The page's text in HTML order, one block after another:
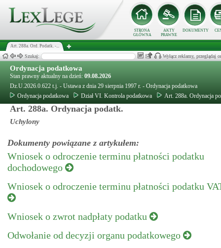
STRONA
GŁÓWNA
AKTY
PRAWNE
DOKUMENTY
Art. 288a. Ord. Podatk. -...
Szukaj: Wyłącz reklamy, przeglądaj
Ordynacja podatkowa
Stan prawny aktualny na dzień: 09.08.2026
Dz.U.2026.0.622 t.j. - Ustawa z dnia 29 sierpnia 1997 r. - Ordynacja podatkowa
Ordynacja podatkowa
Dział VI. Kontrola podatkowa Art. 288a. Ordynacja
Art. 288a. Ordynacja podatk.
Uchylony
Dokumenty powiązane z artykułem:
Wniosek o odroczenie terminu płatności podatku
dochodowego
Wniosek o odroczenie terminu płatności podatku
Wniosek o zwrot nadpłaty podatku
Odwołanie od decyzji organu podatkowego